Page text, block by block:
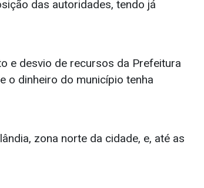
das autoridades, tendo já
e desvio de recursos da Prefeitura
o dinheiro do município tenha
zona norte da cidade, e, até as